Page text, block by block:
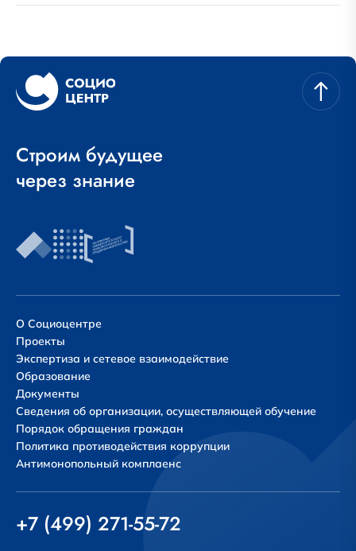
Строим будущее
через знание
О Социоцентре
Проекты
Экспертиза и сетевое взаимодействие
Образование
Документы
Сведения об организации, осуществляющей обучение
Порядок обращения граждан
Политика противодействия коррупции
Антимонопольный комплаенс
+7 (499) 271-55-72